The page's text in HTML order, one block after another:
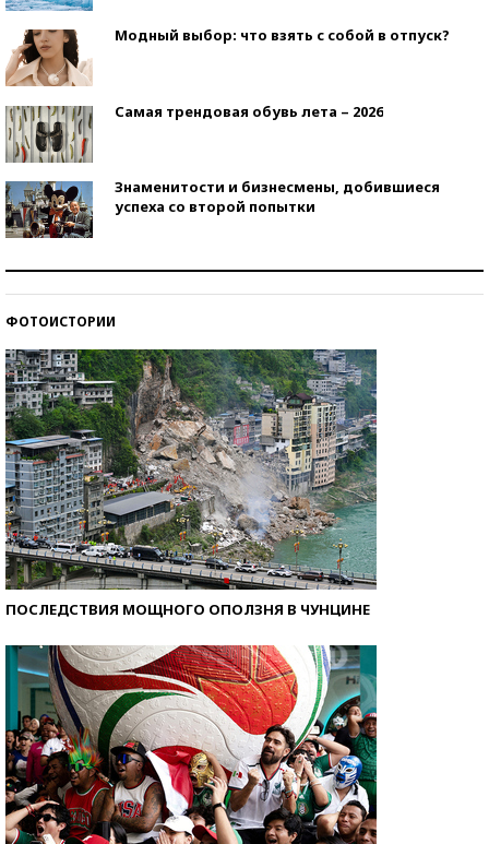
Модный выбор: что взять с собой в отпуск?
Самая трендовая обувь лета – 2026
Знаменитости и бизнесмены, добившиеся
успеха со второй попытки
ФОТОИСТОРИИ
ПОСЛЕДСТВИЯ МОЩНОГО ОПОЛЗНЯ В ЧУНЦИНЕ